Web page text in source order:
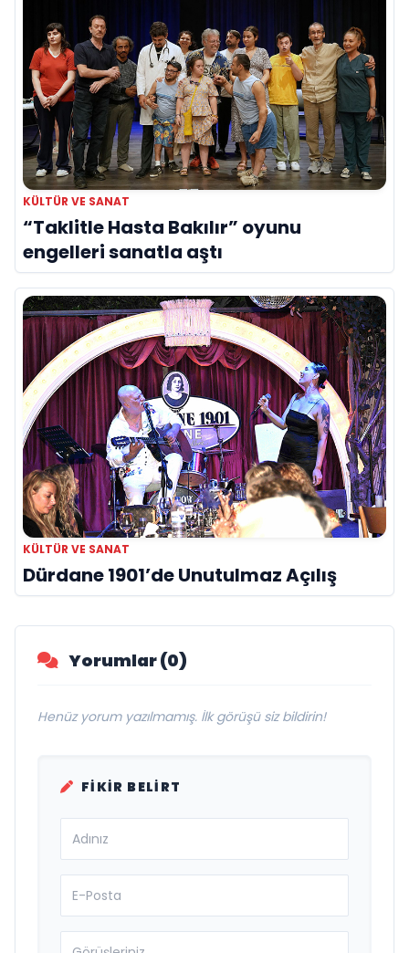
KÜLTÜR VE SANAT
“Taklitle Hasta Bakılır” oyunu
engelleri sanatla aştı
KÜLTÜR VE SANAT
Dürdane 1901’de Unutulmaz Açılış
Yorumlar (0)
Henüz yorum yazılmamış. İlk görüşü siz bildirin!
FIKIR BELIRT